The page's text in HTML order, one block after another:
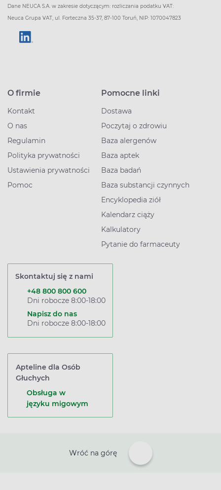
Dane NEUCA S.A. w zakresie dotyczącym: rozliczania podatku VAT:
Neuca Grupa VAT, ul. Forteczna 35-37, 87-100 Toruń, NIP: 1070047823
O firmie
Kontakt
O nas
Regulamin
Polityka prywatności
Ustawienia prywatności
Pomoc
Pomocne linki
Dostawa
Poczytaj o zdrowiu
Baza alergenów
Baza aptek
Baza badań
Baza substancji czynnych
Encyklopedia ziół
Kalendarz ciąży
Kalkulatory
Pytanie do farmaceuty
Skontaktuj się z nami
+48 800 800 600
Dni robocze 8:00-18:00
Napisz do nas
Dni robocze 8:00-18:00
Apteline dla Osób
Głuchych
Obsługa w
języku migowym
Wróć na górę